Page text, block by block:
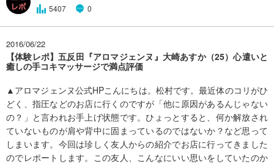
5407
0
2016/06/22
【体験レポ】五反田『アロマジェンヌ』大崎あすか（25）心遣いと
癒しの手コキマッサージで満点評価
▲アロマジェンヌ公式HPこんにちは。松村です。最近体のコリがひ
どく、指圧などのお店に行くのですが「他に原因があるんじゃない
の？」と言われお手上げ状態です。ひょっとすると、何か解放され
ていないものが肩や背中に固まっているのではないか？など思って
しまいます。今回は珍しく友人からの紹介でお店に行ってきました
のでレポートします。この友人、こんなにいい思いをしていたのか